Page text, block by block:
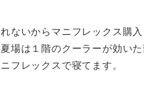
ないからマニフレックス購
場は１階のクーラーが効い
フレックスで寝てます。